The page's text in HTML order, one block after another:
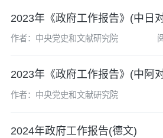
2023年《政府工作报告》(中日
作者：中央党史和文献研究院
2023年《政府工作报告》(中阿
作者：中央党史和文献研究院
2024年政府工作报告(德文)